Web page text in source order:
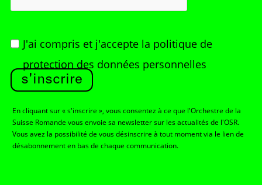
J'ai compris et j'accepte la politique de
protection des données personnelles
s'inscrire
En cliquant sur « s'inscrire », vous consentez à ce que l'Orchestre de la
Suisse Romande vous envoie sa newsletter sur les actualités de l'OSR.
Vous avez la possibilité de vous désinscrire à tout moment via le lien de
désabonnement en bas de chaque communication.